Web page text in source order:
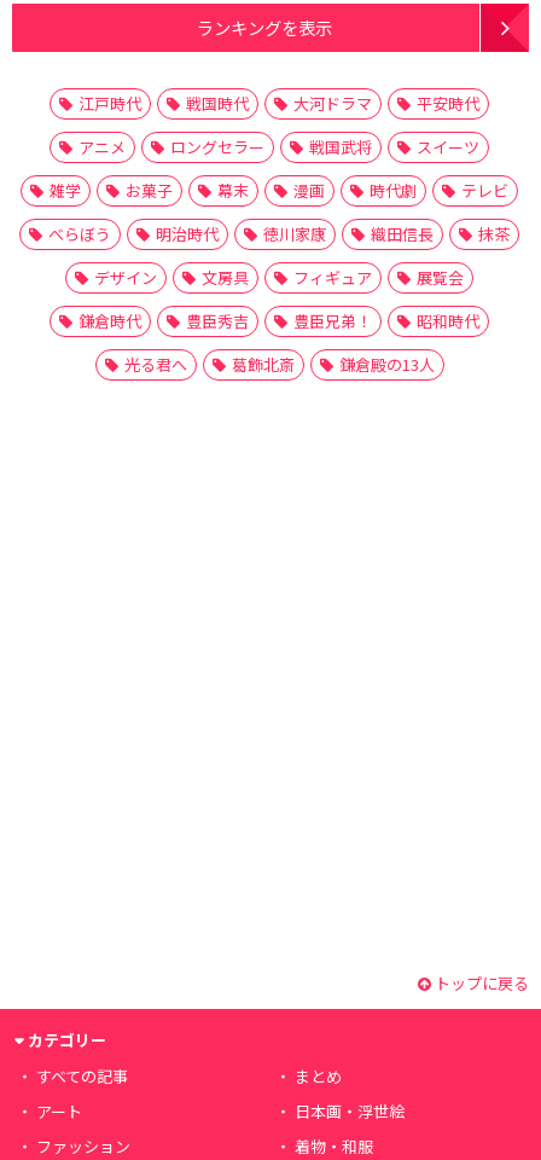
ランキングを表示
江戸時代 戦国時代 大河ドラマ
平安時代
アニメ
ロングセラー 戦国武将
スイーツ
雑学
お菓子 幕末 漫画 時代劇
テレビ
べらぼう
明治時代 徳川家康 織田信長
抹茶
デザイン
文房具 フィギュア
展覧会
鎌倉時代
豊臣秀吉 豊臣兄弟！
昭和時代
光る君へ
葛飾北斎 鎌倉殿の13人
トップに戻る
カテゴリー
すべての記事
まとめ
アート
日本画・浮世絵
ファッション
着物・和服